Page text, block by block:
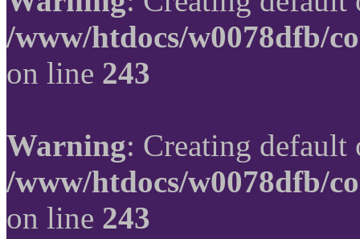
/www/htdocs/w0078dfb/
on line 243
Warning: Creating
/www/htdocs/w0078dfb/
on line 243